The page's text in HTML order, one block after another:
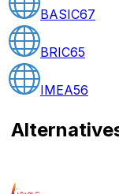
BASIC67
BRIC65
IMEA56